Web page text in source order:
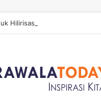
Hilirisasi Sawit